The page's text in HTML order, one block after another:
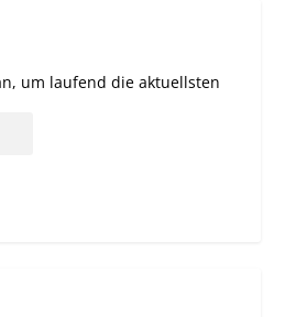
um laufend die aktuellsten